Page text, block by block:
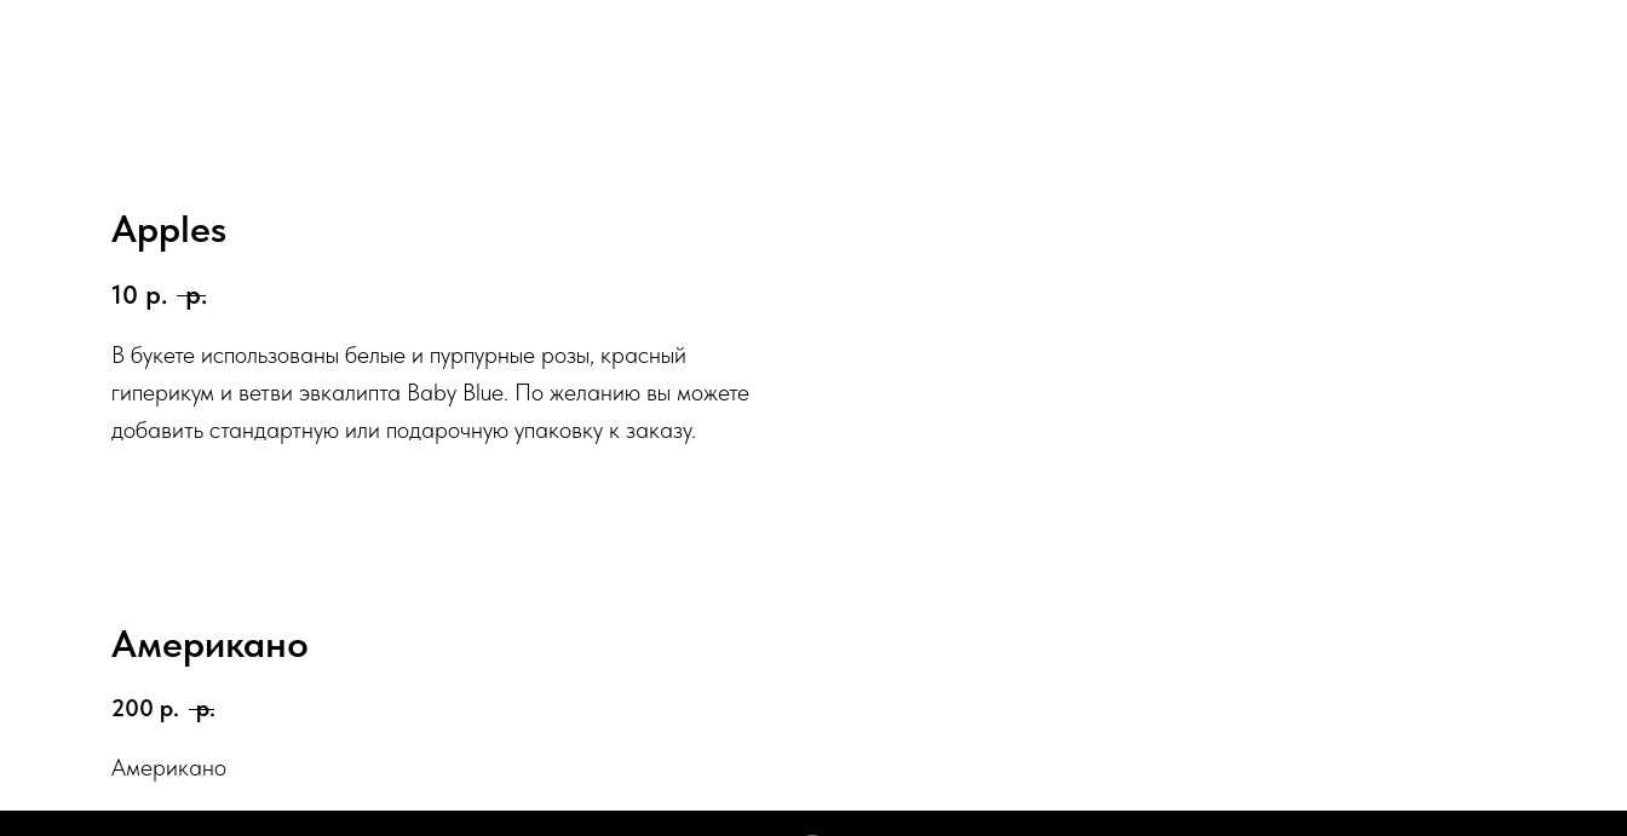
Apples
10 р. р.
В букете использованы белые и пурпурные розы, красный
гиперикум и ветви эвкалипта Baby Blue. По желанию вы можете
добавить стандартную или подарочную упаковку к заказу.
Американо
200 р. р.
Американо